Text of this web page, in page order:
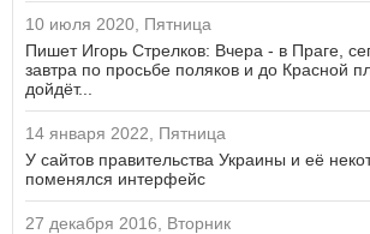
10 июля 2020, Пятница
Пишет Игорь Стрелков: Вчера - в Праге,
завтра по просьбе поляков и до Красной
дойдёт...
14 января 2022, Пятница
У сайтов правительства Украины и её
поменялся интерфейс
27 декабря 2016, Вторник